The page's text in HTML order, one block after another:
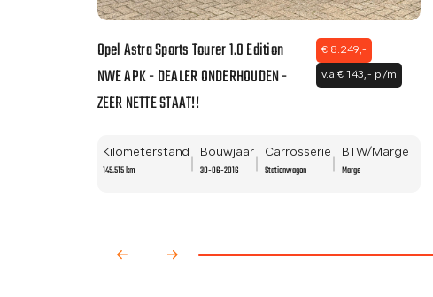
Opel Astra Sports Tourer 1.0 Edition
NWE APK - DEALER ONDERHOUDEN -
ZEER NETTE STAAT!!
€ 8.249,-
v.a € 143,- p/m
Kilometerstand
145.515 km
Bouwjaar
30-06-2016
Carrosserie
Stationwagon
BTW/Marge
Marge